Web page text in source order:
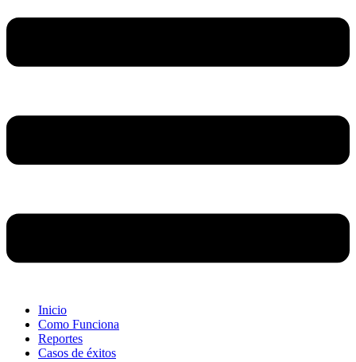
Inicio
Como Funciona
Reportes
Casos de éxitos